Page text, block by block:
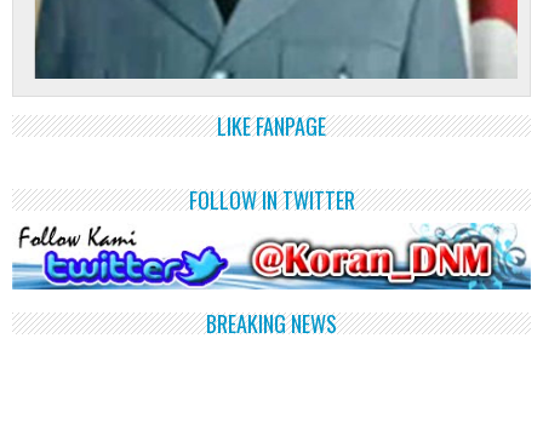
LIKE FANPAGE
FOLLOW IN TWITTER
BREAKING NEWS